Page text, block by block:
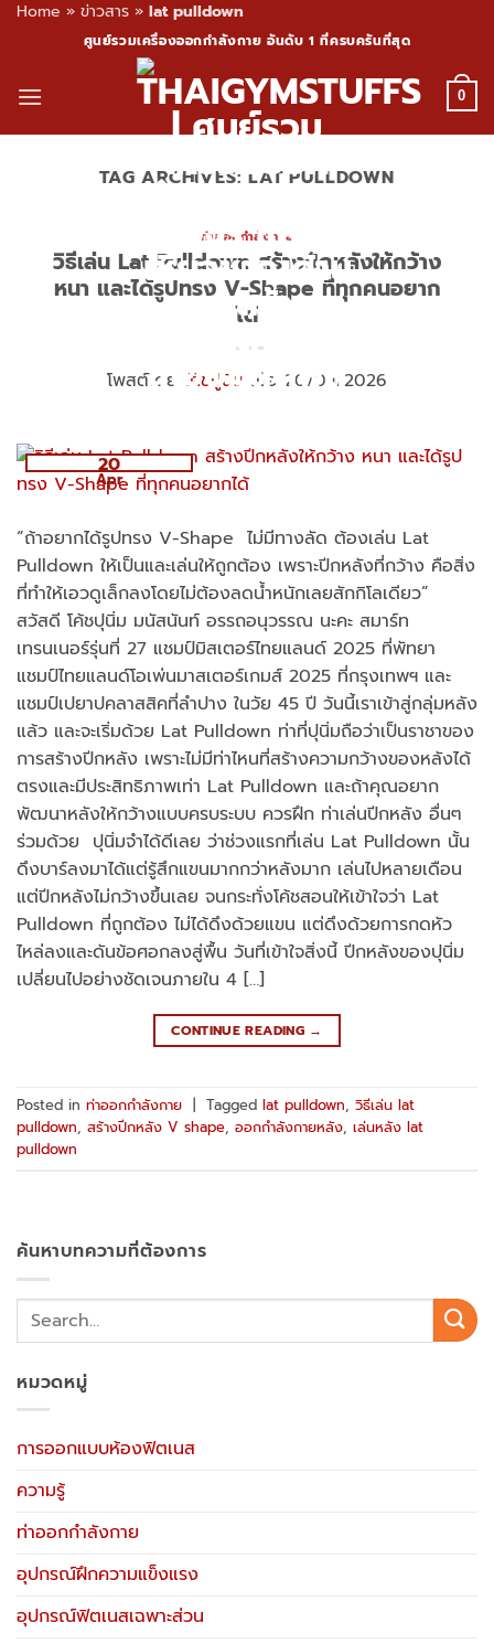
Home » ข่าวสาร » lat pulldown
content
ศูนย์รวมเครื่องออกกำลังกาย อันดับ 1 ที่ครบครันที่สุด
0
TAG ARCHIVES:LAT PULLDOWN
ท่าออกกำลังกาย
วิธีเล่น Lat Pulldown สร้างปีกหลังให้กว้าง
หนา และได้รูปทรง V-Shape ที่ทุกคนอยาก
ได้
โพสต์โดย โค้ชปูนิ่ม เมื่อ 20/04/2026
20
Apr
“ถ้าอยากได้รูปทรง V-Shape ไม่มีทางลัด ต้องเล่น Lat
Pulldown ให้เป็นและเล่นให้ถูกต้อง เพราะปีกหลังที่กว้าง คือสิ่ง
ที่ทำให้เอวดูเล็กลงโดยไม่ต้องลดน้ำหนักเลยสักกิโลเดียว”
สวัสดี โค้ชปุนิ่ม มนัสนันท์ อรรถอนุวรรณ นะคะ สมาร์ท
เทรนเนอร์รุ่นที่ 27 แชมป์มิสเตอร์ไทยแลนด์ 2025 ที่พัทยา
แชมป์ไทยแลนด์โอเพ่นมาสเตอร์เกมส์ 2025 ที่กรุงเทพฯ และ
แชมป์เปยาปคลาสสิคที่ลำปาง ในวัย 45 ปี วันนี้เราเข้าสู่กลุ่มหลัง
แล้ว และจะเริ่มด้วย Lat Pulldown ท่าที่ปุนิ่มถือว่าเป็นราชาของ
การสร้างปีกหลัง เพราะไม่มีท่าไหนที่สร้างความกว้างของหลังได้
ตรงและมีประสิทธิภาพเท่า Lat Pulldown และถ้าคุณอยาก
พัฒนาหลังให้กว้างแบบครบระบบ ควรฝึก ท่าเล่นปีกหลัง อื่นๆ
ร่วมด้วย ปุนิ่มจำได้ดีเลย ว่าช่วงแรกที่เล่น Lat Pulldown นั้น
ดึงบาร์ลงมาได้แต่รู้สึกแขนมากกว่าหลังมาก เล่นไปหลายเดือน
แต่ปีกหลังไม่กว้างขึ้นเลย จนกระทั่งโค้ชสอนให้เข้าใจว่า Lat
Pulldown ที่ถูกต้อง ไม่ได้ดึงด้วยแขน แต่ดึงด้วยการกดหัว
ไหล่ลงและดันข้อศอกลงสู่พื้น วันที่เข้าใจสิ่งนี้ ปีกหลังของปุนิ่ม
เปลี่ยนไปอย่างชัดเจนภายใน 4 […]
CONTINUE READING →
Posted in ท่าออกกำลังกาย Tagged lat pulldown, วิธีเล่น lat
pulldown, สร้างปีกหลัง V shape, ออกกำลังกายหลัง, เล่นหลัง lat
pulldown
ค้นหาบทความที่ต้องการ
หมวดหมู่
การออกแบบห้องฟิตเนส
ความรู้
ท่าออกกำลังกาย
อุปกรณ์ฝึกความแข็งแรง
อุปกรณ์ฟิตเนสเฉพาะส่วน